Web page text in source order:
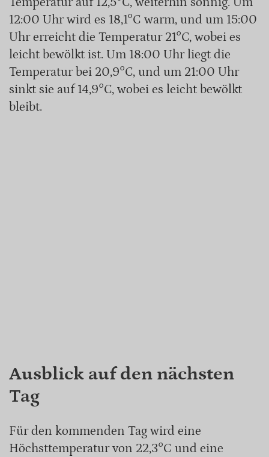
12:00 Uhr wird es 18,1°C warm, und um 15:00
Uhr erreicht die Temperatur 21°C, wobei es
leicht bewölkt ist. Um 18:00 Uhr liegt die
Temperatur bei 20,9°C, und um 21:00 Uhr
sinkt sie auf 14,9°C, wobei es leicht bewölkt
bleibt.
Ausblick auf den nächsten
Tag
Für den kommenden Tag wird eine
Höchsttemperatur von 22,3°C und eine